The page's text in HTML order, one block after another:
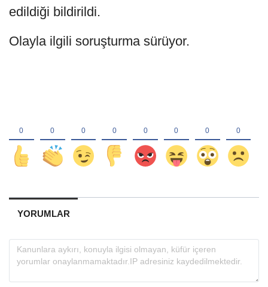
edildiği bildirildi.
Olayla ilgili soruşturma sürüyor.
YORUMLAR